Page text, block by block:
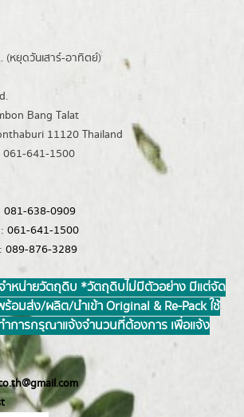
หยุดวันเสาร์-อาทิตย์)
Bang Talat
11120 Thailand
061-641-1500
081-638-0909
061-641-1500
089-876-3289
ำหน่ายวัตถุดิบ *วัตถุดิบไม่มีตัวอย่าง มีแต่จัด
มส่ง/ผลิต/นำเข้า Original & Re-Pack ใช้
ำการ กรุณาแจ้งจำนวนที่ต้องการ เพื่อแจ้ง